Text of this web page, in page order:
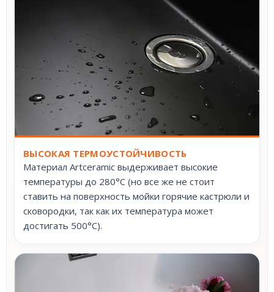
ВЫСОКАЯ ТЕРМОУСТОЙЧИВОСТЬ
Материал Artceramic выдерживает высокие
температуры до 280°С (но все же не стоит
ставить на поверхность мойки горячие кастрюли и
сковородки, так как их температура может
достигать 500°С).